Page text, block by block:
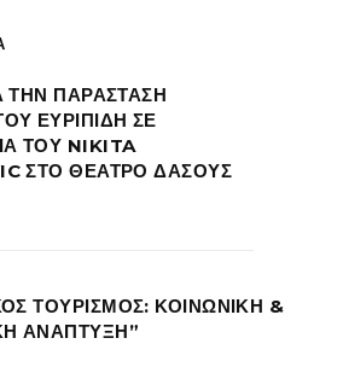
ΤΗΝ ΠΑΡΑΣΤΑΣΗ
ΕΥΡΙΠΙΔΗ ΣΕ
ΤΟΥ NIKITA
ΣΤΟ ΘΕΑΤΡΟ ΔΑΣΟΥΣ
ΤΟΥΡΙΣΜΟΣ: ΚΟΙΝΩΝΙΚΗ &
ΑΝΑΠΤΥΞΗ”